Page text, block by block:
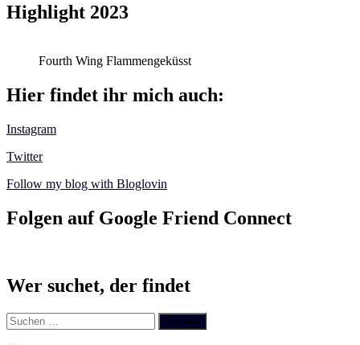
Highlight 2023
Fourth Wing Flammengeküsst
Hier findet ihr mich auch:
Instagram
Twitter
Follow my blog with Bloglovin
Folgen auf Google Friend Connect
Wer suchet, der findet
Suchen
nach: